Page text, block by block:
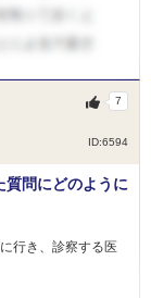
得が以下に当ては
円×９カ月分）
休業期間中のため
長期履修期間で除
を支給します。
，その翌月から奨
ID:6594
7
質問にどのように
行き、診察する医